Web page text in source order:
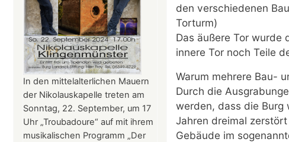
den verschiedenen
Torturm)
Das äußere Tor wurde
innere Tor noch Teile
Warum mehrere Bau-
Durch die
werden, dass die Burg
Jahren dreimal
Gebäude im
In den mittelalterlichen Mauern
der Nikolauskapelle treten am
Sonntag, 22. September, um 17
Uhr „Troubadoure“ auf mit ihrem
musikalischen Programm „Der